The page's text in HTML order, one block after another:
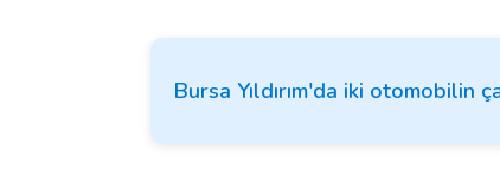
Bursa Yıldırım'da iki otomobilin